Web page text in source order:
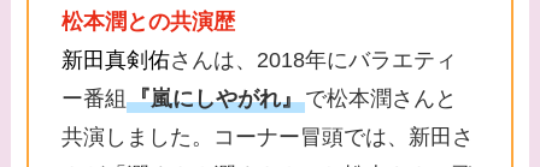
松本潤との共演歴
新田真剣佑さんは、2018年にバラエティ
ー番組『嵐にしやがれ』で松本潤さんと
共演しました。コーナー冒頭では、新田さ